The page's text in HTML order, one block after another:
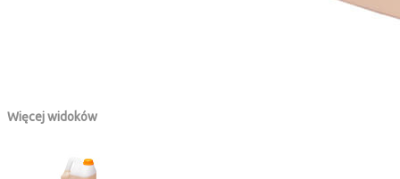
Więcej widoków